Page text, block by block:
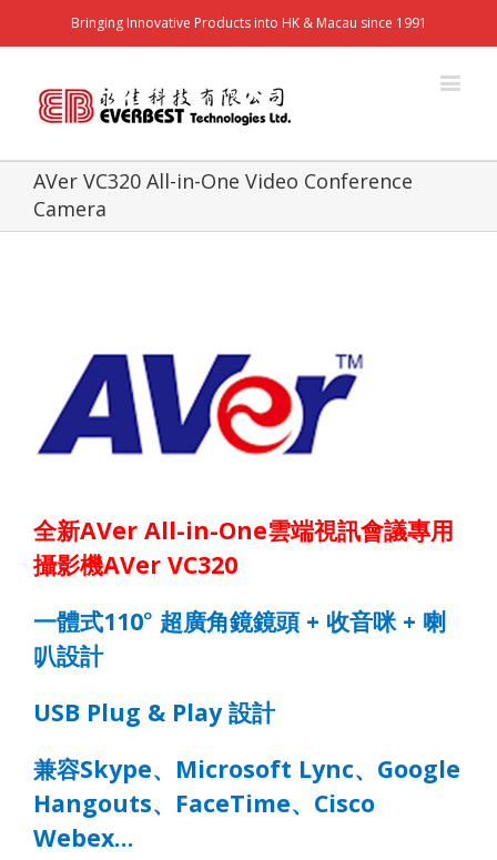
Bringing Innovative Products into HK & Macau since 1991
AVer VC320 All-in-One Video Conference
Camera
全新AVer All-in-One雲端視訊會議專用
攝影機AVer VC320
一體式110° 超廣角鏡鏡頭+ 收音咪+ 喇
叭設計
USB Plug & Play設計
兼容Skype、 Microsoft Lync、 Google
Hangouts、 FaceTime、 Cisco
Webex…